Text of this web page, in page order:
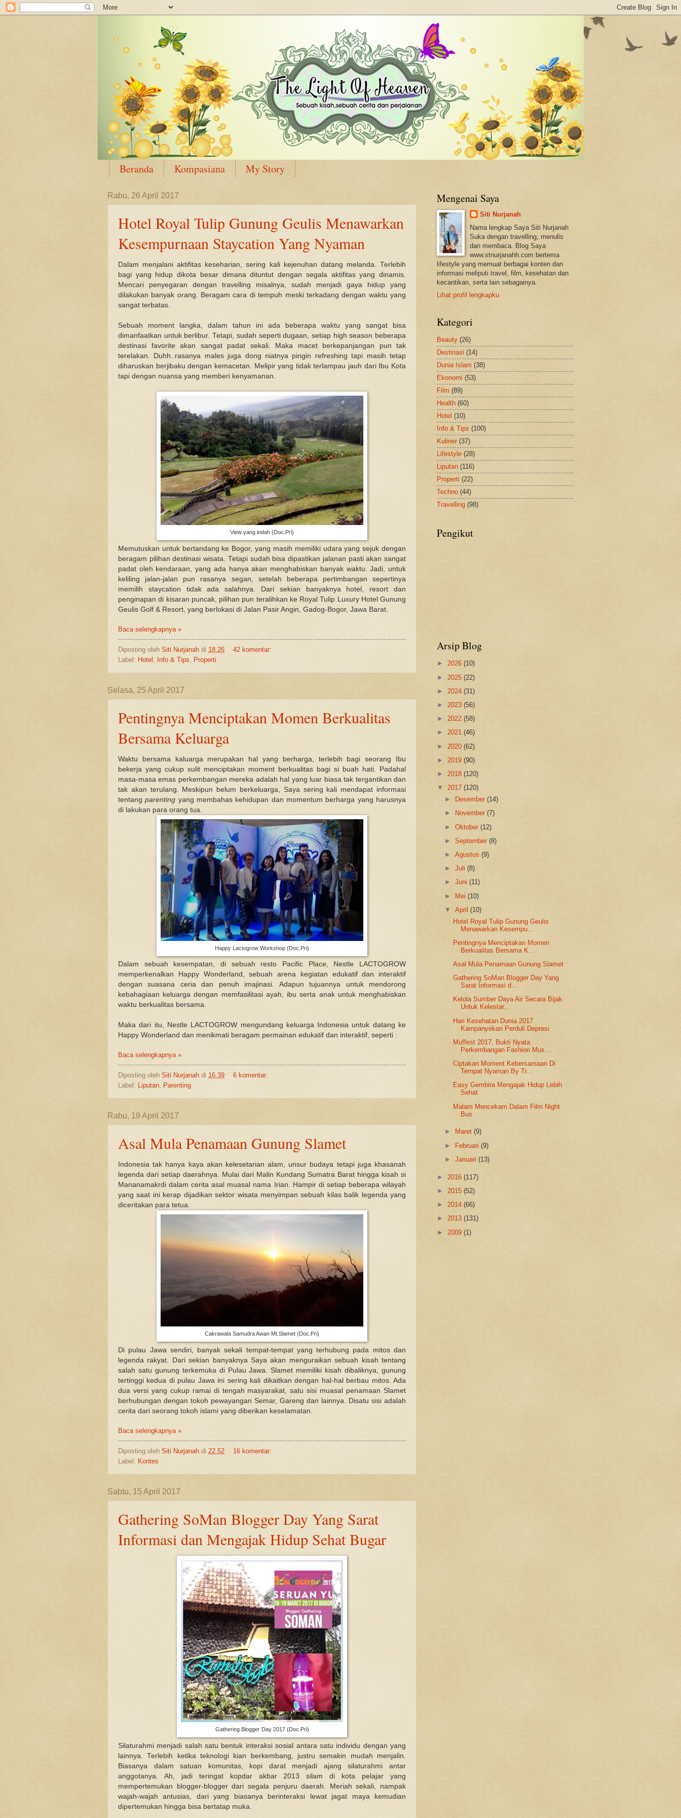
Beranda Kompasiana My Story
Rabu, 26 April 2017
Hotel Royal Tulip Gunung Geulis Menawarkan
Kesempurnaan Staycation Yang Nyaman
Dalam menjalani aktifitas keseharian, sering kali kejenuhan datang melanda. Terlebih
bagi yang hidup dikota besar dimana dituntut dengan segala aktifitas yang dinamis.
Mencari penyegaran dengan travelling misalnya, sudah menjadi gaya hidup yang
dilakukan banyak orang. Beragam cara di tempuh meski terkadang dengan waktu yang
sangat terbatas.
Sebuah moment langka, dalam tahun ini ada beberapa waktu yang sangat bisa
dimanfaatkan untuk berlibur. Tetapi, sudah seperti dugaan, setiap high season beberapa
destinasi favorite akan sangat padat sekali. Maka macet berkepanjangan pun tak
terelakan. Duhh..rasanya males juga dong niatnya pingin refreshing tapi masih tetap
diharuskan berjibaku dengan kemacetan. Melipir yang tidak terlampau jauh dari Ibu Kota
tapi dengan nuansa yang memberi kenyamanan.
View yang indah (Doc.Pri)
Memutuskan untuk bertandang ke Bogor, yang masih memiliki udara yang sejuk dengan
beragam pilihan destinasi wisata. Tetapi sudah bisa dipastikan jalanan pasti akan sangat
padat oleh kendaraan, yang ada hanya akan menghabiskan banyak waktu. Jadi, untuk
keliling jalan-jalan pun rasanya segan, setelah beberapa pertimbangan sepertinya
memilih staycation tidak ada salahnya. Dari sekian banyaknya hotel, resort dan
penginapan di kisaran puncak, pilihan pun teralihkan ke Royal Tulip Luxury Hotel Gunung
Geulis Golf & Resort, yang berlokasi di Jalan Pasir Angin, Gadog-Bogor, Jawa Barat.
Baca selengkapnya »
Diposting oleh Siti Nurjanah di 18.26
42 komentar:
Label: Hotel Info & Tips Properti
Selasa, 25 April 2017
Pentingnya Menciptakan Momen Berkualitas
Bersama Keluarga
Waktu bersama kaluarga merupakan hal yang berharga, terlebih bagi seorang Ibu
bekerja yang cukup sulit menciptakan moment berkualitas bagi si buah hati. Padahal
masa-masa emas perkembangan mereka adalah hal yang luar biasa tak tergantikan dan
tak akan terulang. Meskipun belum berkeluarga, Saya sering kali mendapat informasi
tentangparenting yang membahas kehidupan dan momentum berharga yang harusnya
di lakukan para orang tua.
Happy Lactogrow Workshop (Doc.Pri)
Dalam sebuah kesempatan, di sebuah resto Pacific Place, Nestle LACTOGROW
memperkenalkan Happy Wonderland, sebuah arena kegiatan edukatif dan interaktif
dengan suasana ceria dan penuh imajinasi. Adapun tujuannya untuk mendorong
kebahagiaan keluarga dengan memfasilitasi ayah, ibu serta anak untuk menghabiskan
waktu berkualitas bersama.
Maka dari itu, Nestle LACTOGROW mengundang keluarga Indonesia untuk datang ke
Happy Wonderland dan menikmati beragam permainan edukatif dan interaktif, seperti :
Baca selengkapnya »
Diposting oleh Siti Nurjanah di 16.39
6 komentar:
Label: Liputan, Parenting
Rabu, 19 April 2017
Asal Mula Penamaan Gunung Slamet
Indonesia tak hanya kaya akan kelesetarian alam, unsur budaya tetapi juga khasanah
legenda dari setiap daerahnya. Mulai dari Malin Kundang Sumatra Barat hingga kisah si
Mananamakrdi dalam cerita asal muasal nama Irian. Hampir di setiap beberapa wilayah
yang saat ini kerap dijadikan sektor wisata menyimpan sebuah kilas balik legenda yang
diceritakan para tetua.
Cakrawala Samudra Awan Mt.Slamet (Doc.Pri)
Di pulau Jawa sendiri, banyak sekali tempat-tempat yang terhubung pada mitos dan
legenda rakyat. Dari sekian banyaknya Saya akan menguraikan sebuah kisah tentang
salah satu gunung terkemuka di Pulau Jawa. Slamet memiliki kisah dibaliknya, gunung
tertinggi kedua di pulau Jawa ini sering kali dikaitkan dengan hal-hal berbau mitos. Ada
dua versi yang cukup ramai di tengah masyarakat, satu sisi muasal penamaan Slamet
berhubungan dengan tokoh pewayangan Semar, Gareng dan lainnya. Disatu sisi adalah
cerita dari seorang tokoh islami yang diberikan keselamatan.
Baca selengkapnya »
Diposting oleh Siti Nurjanah di 22.52
16 komentar:
Label: Kontes
Sabtu, 15 April 2017
Gathering SoMan Blogger Day Yang Sarat
Informasi dan Mengajak Hidup Sehat Bugar
Gathering Blogger Day 2017 (Doc.Pri)
Silaturahmi menjadi salah satu bentuk interaksi sosial antara satu individu dengan yang
lainnya. Terlebih ketika teknologi kian berkembang, justru semakin mudah menjalin.
Biasanya dalam satuan komunitas, kopi darat menjadi ajang silaturahmi antar
anggotanya. Ah, jadi teringat kopdar akbar 2013 silam di kota pelajar yang
mempertemukan blogger-blogger dari segala penjuru daerah. Meriah sekali, nampak
wajah-wajah antusias, dari yang biasanya berinteraksi lewat jagat maya kemudian
dipertemukan hingga bisa bertatap muka.
Mengenai Saya
Siti Nurjanah
Nama lengkap Saya Siti Nurjanah
Suka dengan travelling, menulis
dan membaca. Blog Saya
www.stnurjanahh.com bertema
lifestyle yang memuat berbagai konten dan
informasi meliputi travel, film, kesehatan dan
kecantikan, serta lain sebagainya.
Lihat profil lengkapku
Kategori
Beauty (26)
Destinasi (14)
Dunia Islam (38)
Ekonomi (53)
Film (89)
Health (60)
Hotel (10)
Info & Tips (100)
Kuliner (37)
Lifestyle (28)
Liputan (116)
Properti (22)
Techno (44)
Travelling (98)
Pengikut
Arsip Blog
► 2026 (10)
► 2025 (22)
► 2024 (31)
► 2023 (56)
► 2022 (58)
► 2021 (46)
► 2020 (62)
► 2019 (90)
► 2018 (120)
▼ 2017 (120)
►
Desember(14)
►
November(7)
►Oktober(12)
►September(8)
►Agustus(9)
►Juli(8)
►Juni(11)
► Mei(10)
▼April(10)
Hotel Royal Tulip Gunung Geulis
Menawarkan Kesempu...
Pentingnya Menciptakan Momen
Berkualitas Bersama K...
Asal Mula Penamaan Gunung Slamet
Gathering SoMan Blogger Day Yang
Sarat Informasi d...
Kelola Sumber Daya Air Secara Bijak
Untuk Kelestar...
Hari Kesehatan Dunia 2017
Kampanyekan Perduli Depresi
Muffest 2017, Bukti Nyata
Perkembangan Fashion Mus...
Ciptakan Moment Kebersamaan Di
Tempat Nyaman By Tr...
Easy Gembira Mengajak Hidup Lebih
Sehat
Malam Mencekam Dalam Film Night
Bus
► Maret(9)
► Februari(9)
►Januari(13)
► 2016 (117)
► 2015 (52)
► 2014 (66)
► 2013 (131)
► 2009 (1)